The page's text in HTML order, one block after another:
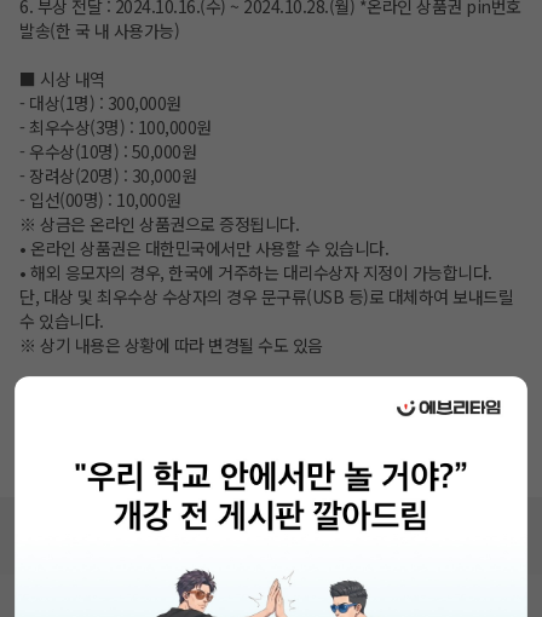
6. 부상 전달 : 2024.10.16.(수) ~ 2024.10.28.(월) *온라인 상품권 pin번호
발송(한 국 내 사용가능)
■ 시상 내역
- 대상(1명) : 300,000원
- 최우수상(3명) : 100,000원
- 우수상(10명) : 50,000원
- 장려상(20명) : 30,000원
- 입선(00명) : 10,000원
※ 상금은 온라인 상품권으로 증정됩니다.
• 온라인 상품권은 대한민국에서만 사용할 수 있습니다.
• 해외 응모자의 경우, 한국에 거주하는 대리수상자 지정이 가능합니다.
단, 대상 및 최우수상 수상자의 경우 문구류(USB 등)로 대체하여 보내드릴
수 있습니다.
※ 상기 내용은 상황에 따라 변경될 수도 있음
- 이메일 : gcfca16@gmail.com